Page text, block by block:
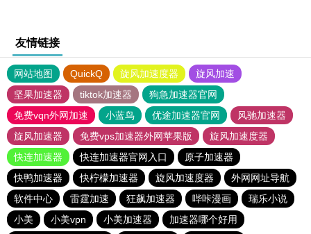
友情链接
网站地图 QuickQ 旋风加速度器
旋风加速
坚果加速器
tiktok加速器
狗急加速器官网
免费vqn外网加速
小蓝鸟 优途加速器官网
风驰加速器
旋风加速器
免费vps加速器外网苹果版
旋风加速度器
快连加速器
快连加速器官网入口
原子加速器
快鸭加速器
快柠檬加速器 旋风加速度器
外网网址导航
软件中心
雷霆加速 狂飙加速器 哔咔漫画
瑞乐小说
小美
小美vpn 小美加速器
加速器哪个好用